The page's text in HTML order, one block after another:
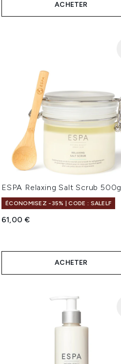
ACHETER
ESPA Relaxing Salt Scrub 500g
ÉCONOMISEZ -35% | CODE : SALELF
61,00 €
ACHETER